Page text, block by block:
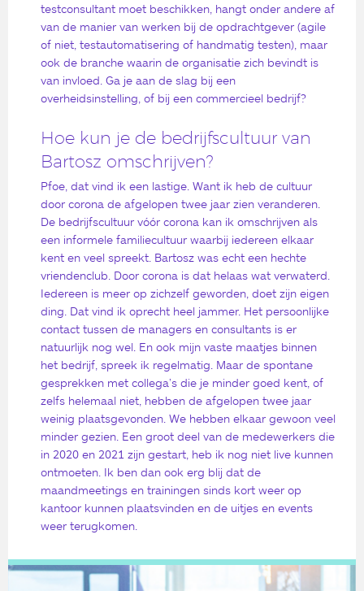
testconsultant moet beschikken, hangt onder andere af
van de manier van werken bij de opdrachtgever (agile
of niet, testautomatisering of handmatig testen), maar
ook de branche waarin de organisatie zich bevindt is
van invloed. Ga je aan de slag bij een
overheidsinstelling, of bij een commercieel bedrijf?
Hoe kun je de bedrijfscultuur van
Bartosz omschrijven?
Pfoe, dat vind ik een lastige. Want ik heb de cultuur
door corona de afgelopen twee jaar zien veranderen.
De bedrijfscultuur vóór corona kan ik omschrijven als
een informele familiecultuur waarbij iedereen elkaar
kent en veel spreekt. Bartosz was echt een hechte
vriendenclub. Door corona is dat helaas wat verwaterd.
Iedereen is meer op zichzelf geworden, doet zijn eigen
ding. Dat vind ik oprecht heel jammer. Het persoonlijke
contact tussen de managers en consultants is er
natuurlijk nog wel. En ook mijn vaste maatjes binnen
het bedrijf, spreek ik regelmatig. Maar de spontane
gesprekken met collega’s die je minder goed kent, of
zelfs helemaal niet, hebben de afgelopen twee jaar
weinig plaatsgevonden. We hebben elkaar gewoon veel
minder gezien. Een groot deel van de medewerkers die
in 2020 en 2021 zijn gestart, heb ik nog niet live kunnen
ontmoeten. Ik ben dan ook erg blij dat de
maandmeetings en trainingen sinds kort weer op
kantoor kunnen plaatsvinden en de uitjes en events
weer terugkomen.